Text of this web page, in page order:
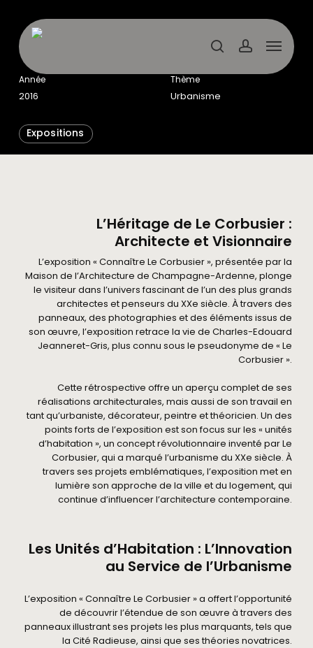
main
content
searchaccount
Menu
Année
2016
Thème
Urbanisme
Expositions
L’Héritage de Le Corbusier :
Architecte et Visionnaire
L’exposition « Connaître Le Corbusier », présentée par la
Maison de l’Architecture de Champagne-Ardenne, plonge
le visiteur dans l’univers fascinant de l’un des plus grands
architectes et penseurs du XXe siècle. À travers des
panneaux, des photographies et des éléments issus de
son œuvre, l’exposition retrace la vie de Charles-Edouard
Jeanneret-Gris, plus connu sous le pseudonyme de « Le
Corbusier ».
Cette rétrospective offre un aperçu complet de ses
réalisations architecturales, mais aussi de son travail en
tant qu’urbaniste, décorateur, peintre et théoricien. Un des
points forts de l’exposition est son focus sur les « unités
d’habitation », un concept révolutionnaire inventé par Le
Corbusier, qui a marqué l’urbanisme du XXe siècle. À
travers ses projets emblématiques, l’exposition met en
lumière son approche de la ville et du logement, qui
continue d’influencer l’architecture contemporaine.
Les Unités d’Habitation : L’Innovation
au Service de l’Urbanisme
L’exposition « Connaître Le Corbusier » a offert l’opportunité
de découvrir l’étendue de son œuvre à travers des
panneaux illustrant ses projets les plus marquants, tels que
la Cité Radieuse, ainsi que ses théories novatrices.